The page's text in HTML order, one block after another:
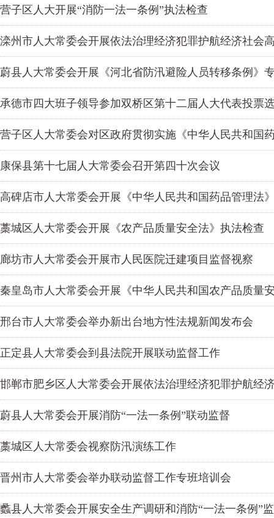
营子区人大开展“消防一法一条例”执法检查
滦州市人大常委会开展依法治理经济犯罪护航经济社会
蔚县人大常委会开展《河北省防汛避险人员转移条例》
承德市四大班子领导参加双桥区第十二届人大代表投票
营子区人大常委会对区政府贯彻实施《中华人民共和国
康保县第十七届人大常委会召开第四十次会议
高碑店市人大常委会开展《中华人民共和国药品管理法
藁城区人大常委会开展《农产品质量安全法》执法检查
廊坊市人大常委会开展市人民医院迁建项目监督视察
秦皇岛市人大常委会开展《中华人民共和国农产品质量
邢台市人大常委会举办新出台地方性法规新闻发布会
正定县人大常委会到县法院开展联动监督工作
邯郸市肥乡区人大常委会开展依法治理经济犯罪护航经
蔚县人大常委会开展消防“一法一条例”联动监督
藁城区人大常委会视察防汛演练工作
晋州市人大常委会举办联动监督工作专班培训会
蠡县人大常委会开展安全生产调研和消防“一法一条例”